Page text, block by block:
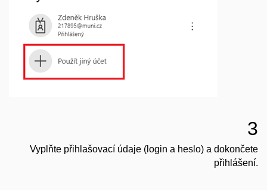
3
Vyplňte přihlašovací údaje (login a heslo) a dokončete
přihlášení.